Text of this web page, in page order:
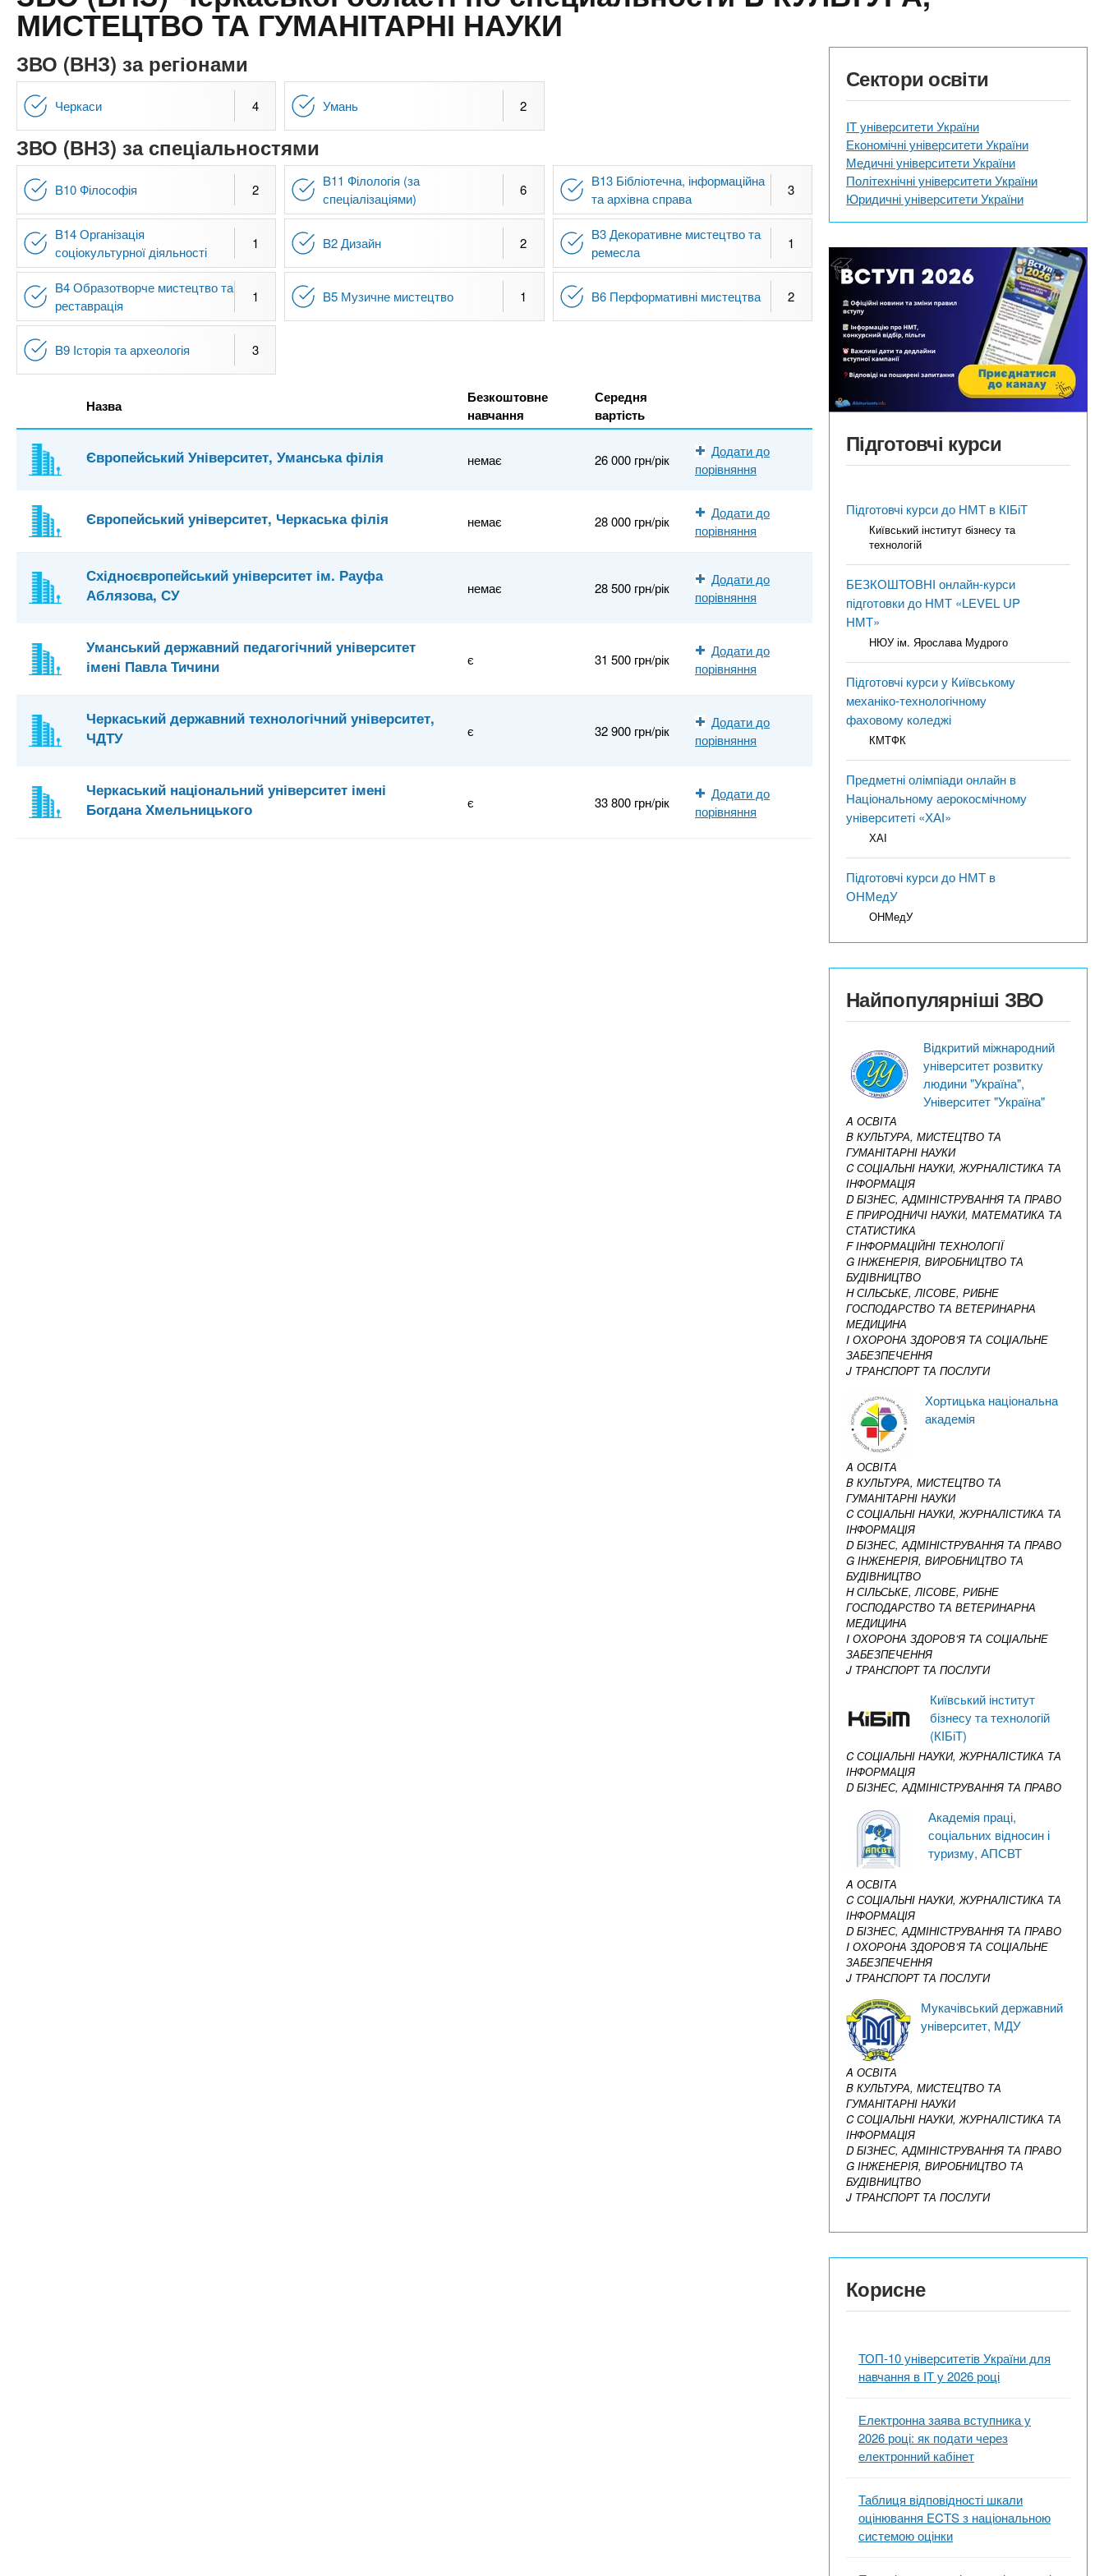
n
t
s
.
i
n
f
o
и
х
з
а
к
л
а
д
в
МИСТЕЦТВО ТА ГУМАНІТАРНІ НАУКИ
ЗВО (ВНЗ) за регіонами
Черкаси 4 Умань 2
ЗВО (ВНЗ) за спеціальностями
B10 Філософія 2
B11 Філологія (за
спеціалізаціями)
6
B13 Бібліотечна, інформаційна
та архівна справа
3
B14 Організація
соціокультурної діяльності
1 B2 Дизайн 2
B3 Декоративне мистецтво та
ремесла
1
B4 Образотворче мистецтво та
реставрація
1 B5 Музичне мистецтво 1 B6 Перформативні мистецтва 2
B9 Історія та археологія 3
Назва
Безкоштовне
навчання
Середня
вартість
Європейський Університет, Уманська філія немає 26 000 грн/рік
Додати до
порівняння
Європейський університет, Черкаська філія немає 28 000 грн/рік
Додати до
порівняння
Східноєвропейський університет ім. Рауфа
Аблязова, СУ
немає 28 500 грн/рік
Додати до
порівняння
Уманський державний педагогічний університет
імені Павла Тичини
є 31 500 грн/рік
Додати до
порівняння
Черкаський державний технологічний університет,
ЧДТУ
є 32 900 грн/рік
Додати до
порівняння
Черкаський національний університет імені
Богдана Хмельницького
є 33 800 грн/рік
Додати до
порівняння
Сектори освіти
IT університети України
Економічні університети України
Медичні університети України
Політехнічні університети України
Юридичні університети України
Підготовчі курси
Підготовчі курси до НМТ в КІБіТ
Київський інститут бізнесу та
технологій
БЕЗКОШТОВНІ онлайн-курси
підготовки до НМТ «LEVEL UP
НМТ»
НЮУ ім. Ярослава Мудрого
Підготовчі курси у Київському
механіко-технологічному
фаховому коледжі
КМТФК
Предметні олімпіади онлайн в
Національному аерокосмічному
університеті «ХАІ»
ХАІ
Підготовчі курси до НМТ в
ОНМедУ
ОНМедУ
Найпопулярніші ЗВО
Відкритий міжнародний
університет розвитку
людини "Україна",
Університет "Україна"
A ОСВІТА
B КУЛЬТУРА, МИСТЕЦТВО ТА
ГУМАНІТАРНІ НАУКИ
C СОЦІАЛЬНІ НАУКИ, ЖУРНАЛІСТИКА ТА
ІНФОРМАЦІЯ
D БІЗНЕС, АДМІНІСТРУВАННЯ ТА ПРАВО
E ПРИРОДНИЧІ НАУКИ, МАТЕМАТИКА ТА
СТАТИСТИКА
F ІНФОРМАЦІЙНІ ТЕХНОЛОГІЇ
G ІНЖЕНЕРІЯ, ВИРОБНИЦТВО ТА
БУДІВНИЦТВО
H СІЛЬСЬКЕ, ЛІСОВЕ, РИБНЕ
ГОСПОДАРСТВО ТА ВЕТЕРИНАРНА
МЕДИЦИНА
I ОХОРОНА ЗДОРОВ’Я ТА СОЦІАЛЬНЕ
ЗАБЕЗПЕЧЕННЯ
J ТРАНСПОРТ ТА ПОСЛУГИ
Хортицька національна
академія
A ОСВІТА
B КУЛЬТУРА, МИСТЕЦТВО ТА
ГУМАНІТАРНІ НАУКИ
C СОЦІАЛЬНІ НАУКИ, ЖУРНАЛІСТИКА ТА
ІНФОРМАЦІЯ
D БІЗНЕС, АДМІНІСТРУВАННЯ ТА ПРАВО
G ІНЖЕНЕРІЯ, ВИРОБНИЦТВО ТА
БУДІВНИЦТВО
H СІЛЬСЬКЕ, ЛІСОВЕ, РИБНЕ
ГОСПОДАРСТВО ТА ВЕТЕРИНАРНА
МЕДИЦИНА
I ОХОРОНА ЗДОРОВ’Я ТА СОЦІАЛЬНЕ
ЗАБЕЗПЕЧЕННЯ
J ТРАНСПОРТ ТА ПОСЛУГИ
Київський інститут
бізнесу та технологій
(КІБіТ)
C СОЦІАЛЬНІ НАУКИ, ЖУРНАЛІСТИКА ТА
ІНФОРМАЦІЯ
D БІЗНЕС, АДМІНІСТРУВАННЯ ТА ПРАВО
Академія праці,
соціальних відносин і
туризму, АПСВТ
A ОСВІТА
C СОЦІАЛЬНІ НАУКИ, ЖУРНАЛІСТИКА ТА
ІНФОРМАЦІЯ
D БІЗНЕС, АДМІНІСТРУВАННЯ ТА ПРАВО
I ОХОРОНА ЗДОРОВ’Я ТА СОЦІАЛЬНЕ
ЗАБЕЗПЕЧЕННЯ
J ТРАНСПОРТ ТА ПОСЛУГИ
Мукачівський державний
університет, МДУ
A ОСВІТА
B КУЛЬТУРА, МИСТЕЦТВО ТА
ГУМАНІТАРНІ НАУКИ
C СОЦІАЛЬНІ НАУКИ, ЖУРНАЛІСТИКА ТА
ІНФОРМАЦІЯ
D БІЗНЕС, АДМІНІСТРУВАННЯ ТА ПРАВО
G ІНЖЕНЕРІЯ, ВИРОБНИЦТВО ТА
БУДІВНИЦТВО
J ТРАНСПОРТ ТА ПОСЛУГИ
Корисне
ТОП-10 університетів України для
навчання в ІТ у 2026 році
Електронна заява вступника у
2026 році: як подати через
електронний кабінет
Таблиця відповідності шкали
оцінювання ECTS з національною
системою оцінки